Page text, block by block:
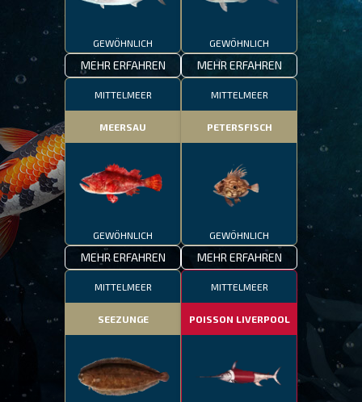
GEWÖHNLICH
MEHR ERFAHREN
GEWÖHNLICH
MEHR ERFAHREN
MITTELMEER
MEERSAU
GEWÖHNLICH
MEHR ERFAHREN
MITTELMEER
PETERSFISCH
GEWÖHNLICH
MEHR ERFAHREN
MITTELMEER
SEEZUNGE
MITTELMEER
POISSON LIVERPOOL